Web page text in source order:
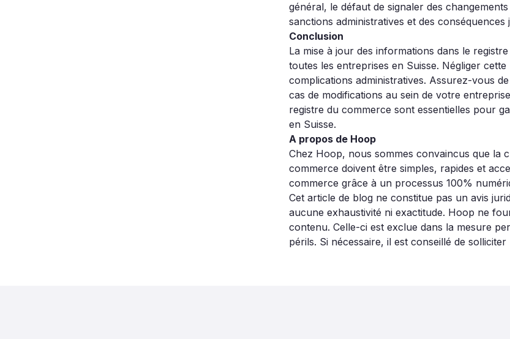
général, le défaut de signaler des
sanctions administratives et des conséquences
Conclusion
La mise à jour des informations dans le
toutes les entreprises en Suisse. Négliger
complications administratives. Assurez-vous
cas de modifications au sein de votre
registre du commerce sont essentielles pour
en Suisse.
A propos de Hoop
Chez Hoop, nous sommes convaincus que la
commerce doivent être simples, rapides et
commerce grâce à un processus 100%
Cet article de blog ne constitue pas un avis
aucune exhaustivité ni exactitude. Hoop ne
contenu. Celle-ci est exclue dans la mesure
périls. Si nécessaire, il est conseillé de